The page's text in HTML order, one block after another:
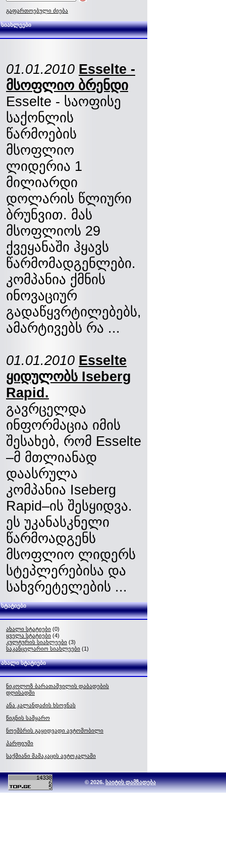
გაფართოებული ძიება
სიახლეები
01.01.2010 Esselte -
მსოფლიო ბრენდი
Esselte - საოფისე
საქონლის
წარმოების
მსოფლიო
ლიდერია 1
მილიარდი
დოლარის წლიური
ბრუნვით. მას
მსოფლიოს 29
ქვეყანაში ჰყავს
წარმომადგენლები.
კომპანია ქმნის
ინოვაციურ
გადაწყვრტილებებს,
ამარტივებს რა ...
01.01.2010 Esselte
ყიდულობს Iseberg
Rapid.
გავრცელდა
ინფორმაცია იმის
შესახებ, რომ Esselte
–მ მთლიანად
დაასრულა
კომპანია Iseberg
Rapid–ის შესყიდვა.
ეს უკანასკნელი
წარმოადგენს
მსოფლიო ლიდერს
სტეპლერებისა და
სახვრეტელების ...
სტატიები
ახალი სტატიები (0)
ყველა სტატიები (4)
კულტურის სიახლეები (3)
საკანცელარიო სიახლეები (1)
ახალი სტატიები
ნიკოლოზ ბარათაშვილის დაბადების
დღისადმი
ანა კალანდაძის ხსოვნას
წიგნის სამყარო
ნოემბრის გაყიდვადი ავტომობილი
პარფიუმი
საქმიანი მამაკაცის ავტოკალამი
© 2026.საიტის დამზადება